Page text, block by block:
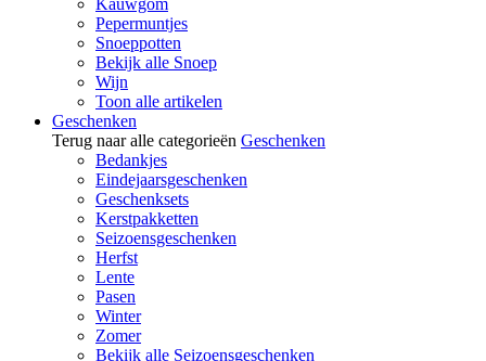
Kauwgom
Pepermuntjes
Snoeppotten
Bekijk alle Snoep
Wijn
Toon alle artikelen
Geschenken
Terug naar alle categorieën Geschenken
Bedankjes
Eindejaarsgeschenken
Geschenksets
Kerstpakketten
Seizoensgeschenken
Herfst
Lente
Pasen
Winter
Zomer
Bekijk alle Seizoensgeschenken